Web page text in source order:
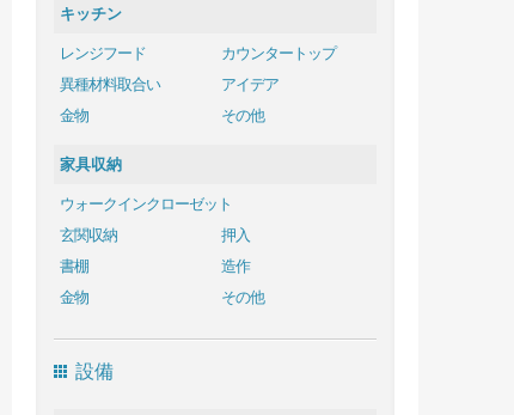
キッチン
レンジフード
カウンタートップ
異種材料取合い
アイデア
金物
その他
家具収納
ウォークインクローゼット
玄関収納
押入
書棚
造作
金物
その他
設備